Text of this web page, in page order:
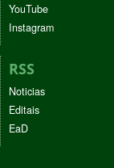
YouTube
Instagram
RSS
Noticias
Editais
EaD